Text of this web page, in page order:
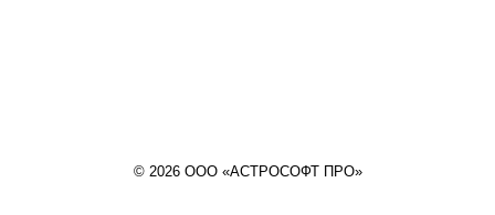
© 2026 ООО «АСТРОСОФТ ПРО»